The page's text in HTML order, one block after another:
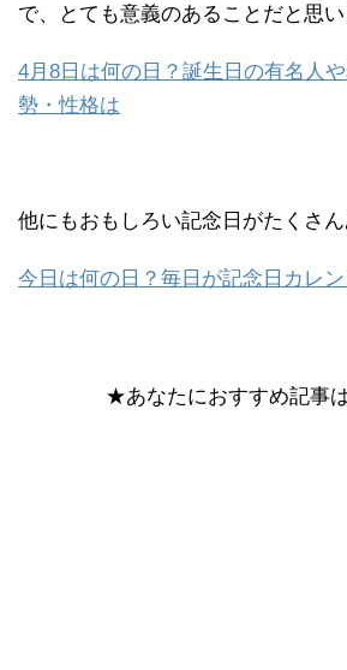
で、とても意義のあることだと思い
4月8日は何の日？誕生日の有名人
勢・性格は
他にもおもしろい記念日がたくさん
今日は何の日？毎日が記念日カレ
★あなたにおすすめ記事